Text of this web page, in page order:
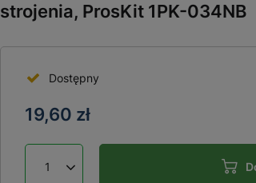
strojenia, ProsKit 1PK-034NB
Dostępny
19,60 zł